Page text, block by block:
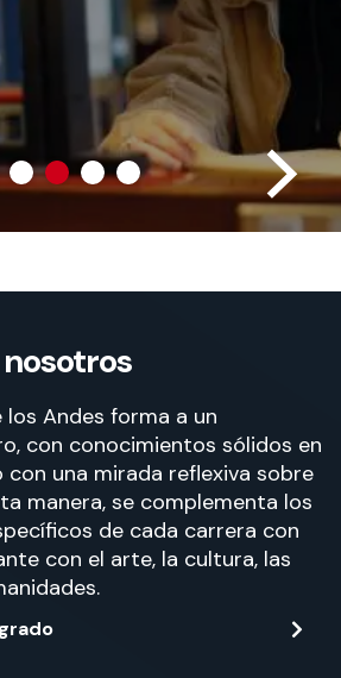
International
students
Facultades
la
Filantropía y Donaciones
el campus
Noticias
estudiantiles
los Andes forma a un
con conocimientos sólidos en
con una mirada reflexiva sobre
manera, se complementa los
de cada carrera con
con el arte, la cultura, las